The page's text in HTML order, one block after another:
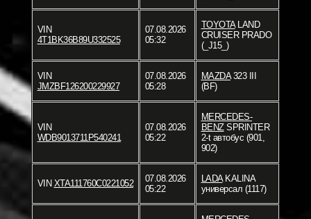
VIN
4T1BK36B89U332525
07.08.2026
05:32
TOYOTALAND
CRUISER PRADO
(_J15_)
VIN
JMZBF126200229927
07.08.2026
05:28
MAZDA323 III
(BF)
VIN
WDB9013711P540241
07.08.2026
05:22
MERCEDES-
BENZSPRINTER
2-t автобус (901,
902)
VIN XTA111760C0221052
07.08.2026
05:22
LADAKALINA
универсал (1117)